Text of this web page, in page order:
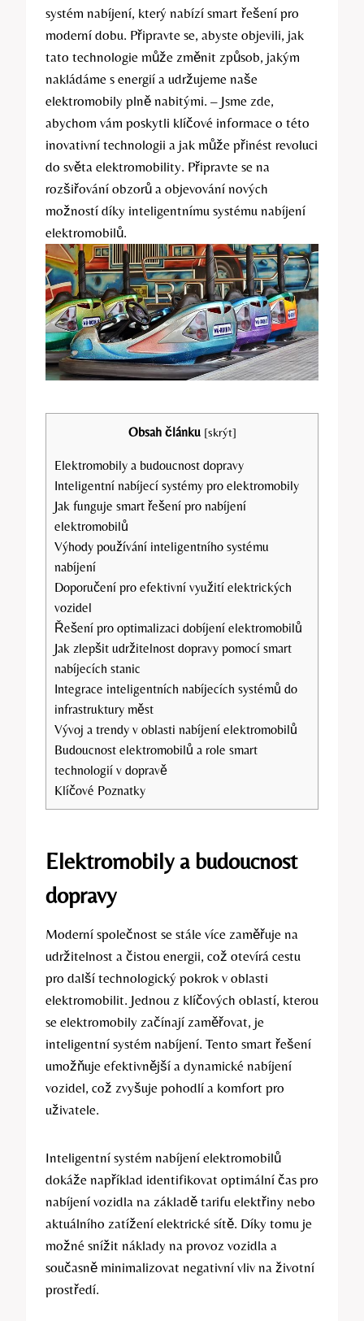
systém nabíjení, který nabízí smart řešení pro
moderní dobu. Připravte se, abyste objevili, jak
tato technologie může změnit způsob, jakým
nakládáme s energií a udržujeme naše
elektromobily plně nabitými. – Jsme zde,
abychom vám poskytli klíčové informace o této
inovativní technologii a jak může přinést revoluci
do světa elektromobility. Připravte se na
rozšiřování obzorů a objevování nových
možností díky inteligentnímu systému nabíjení
elektromobilů.
Obsah článku [skrýt]
Elektromobily a budoucnost dopravy
Inteligentní nabíjecí systémy pro elektromobily
Jak funguje smart řešení pro nabíjení
elektromobilů
Výhody používání inteligentního systému
nabíjení
Doporučení pro efektivní využití elektrických
vozidel
Řešení pro optimalizaci dobíjení elektromobilů
Jak zlepšit udržitelnost dopravy pomocí smart
nabíjecích stanic
Integrace inteligentních nabíjecích systémů do
infrastruktury měst
Vývoj a trendy v oblasti nabíjení elektromobilů
Budoucnost elektromobilů a role smart
technologií v dopravě
Klíčové Poznatky
Elektromobily a budoucnost
dopravy
Moderní společnost se stále více zaměřuje na
udržitelnost a čistou energii, což otevírá cestu
pro další technologický pokrok v oblasti
elektromobilit. Jednou z klíčových oblastí, kterou
se elektromobily začínají zaměřovat, je
inteligentní systém nabíjení. Tento smart řešení
umožňuje efektivnější a dynamické nabíjení
vozidel, což zvyšuje pohodlí a komfort pro
uživatele.
Inteligentní systém nabíjení elektromobilů
dokáže například identifikovat optimální čas pro
nabíjení vozidla na základě tarifu elektřiny nebo
aktuálního zatížení elektrické sítě. Díky tomu je
možné snížit náklady na provoz vozidla a
současně minimalizovat negativní vliv na životní
prostředí.